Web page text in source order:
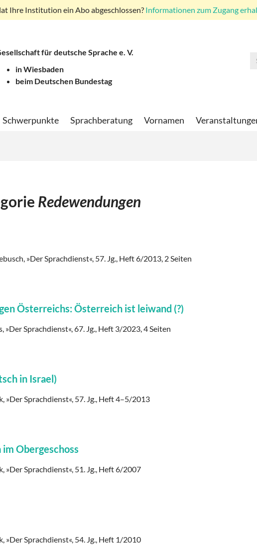
Ihre Institution ein Abo abgeschlossen? Informationen zum Zugang
für deutsche Sprache e. V.
in Wiesbaden
beim Deutschen Bundestag
Schwerpunkte Sprachberatung Vornamen
Redewendungen
»Der Sprachdienst«, 57. Jg., Heft 6/2013, 2 Seiten
Österreichs: Österreich ist leiwand (?)
Sprachdienst«, 67. Jg., Heft 3/2023, 4 Seiten
in Israel)
Sprachdienst«, 57. Jg., Heft 4–5/2013
Obergeschoss
Sprachdienst«, 51. Jg., Heft 6/2007
Sprachdienst«, 54. Jg., Heft 1/2010